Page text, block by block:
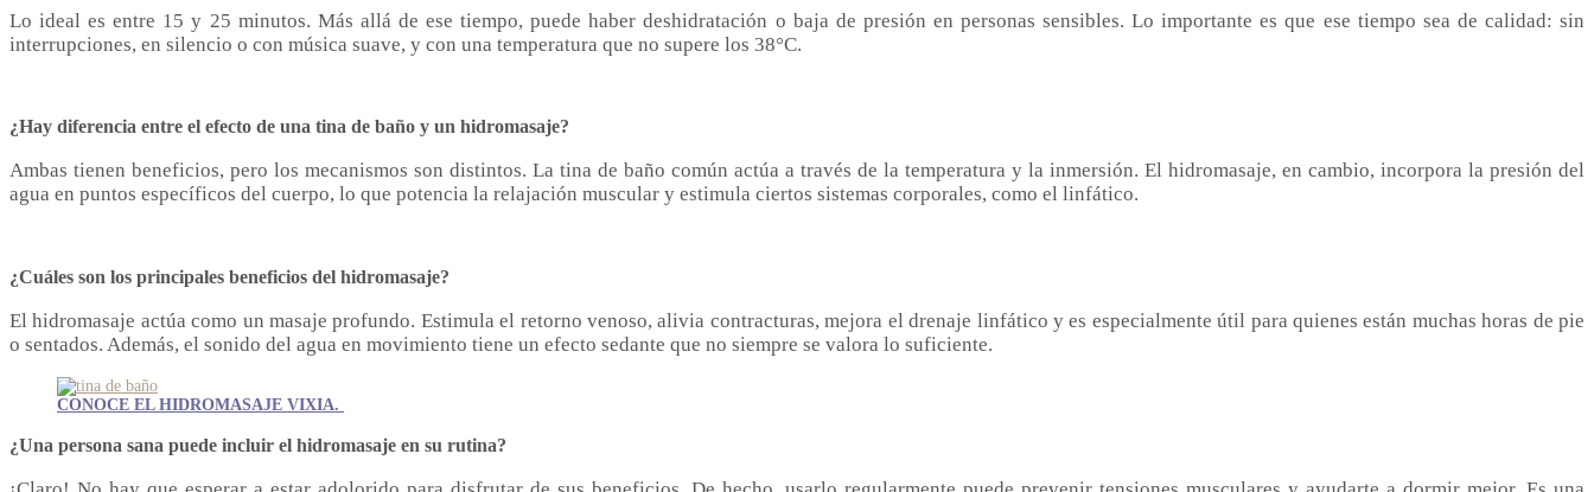
Lo ideal es entre 15 y 25 minutos. Más allá de ese tiempo, puede haber deshidratación o baja de presión en personas sensibles. Lo importante es que ese tiempo sea de calidad: sin
interrupciones, en silencio o con música suave, y con una temperatura que no supere los 38°C.
¿Hay diferencia entre el efecto de una tina de baño y un hidromasaje?
Ambas tienen beneficios, pero los mecanismos son distintos. La tina de baño común actúa a través de la temperatura y la inmersión. El hidromasaje, en cambio, incorpora la presión del
agua en puntos específicos del cuerpo, lo que potencia la relajación muscular y estimula ciertos sistemas corporales, como el linfático.
¿Cuáles son los principales beneficios del hidromasaje?
El hidromasaje actúa como un masaje profundo. Estimula el retorno venoso, alivia contracturas, mejora el drenaje linfático y es especialmente útil para quienes están muchas horas de pie
o sentados. Además, el sonido del agua en movimiento tiene un efecto sedante que no siempre se valora lo suficiente.
CONOCE EL HIDROMASAJE VIXIA.
¿Una persona sana puede incluir el hidromasaje en su rutina?